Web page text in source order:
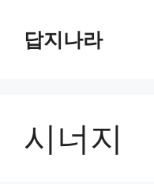
답지나라
시너지